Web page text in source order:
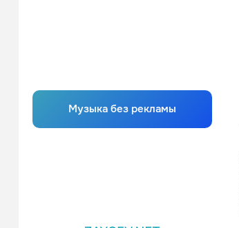
Музыка без рекламы